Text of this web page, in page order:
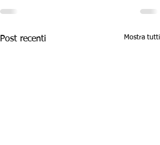
Post recenti Mostra tutti